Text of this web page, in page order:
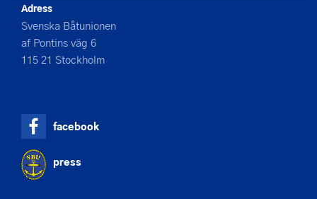
Adress
Svenska Båtunionen
af Pontins väg 6
115 21 Stockholm
facebook
press